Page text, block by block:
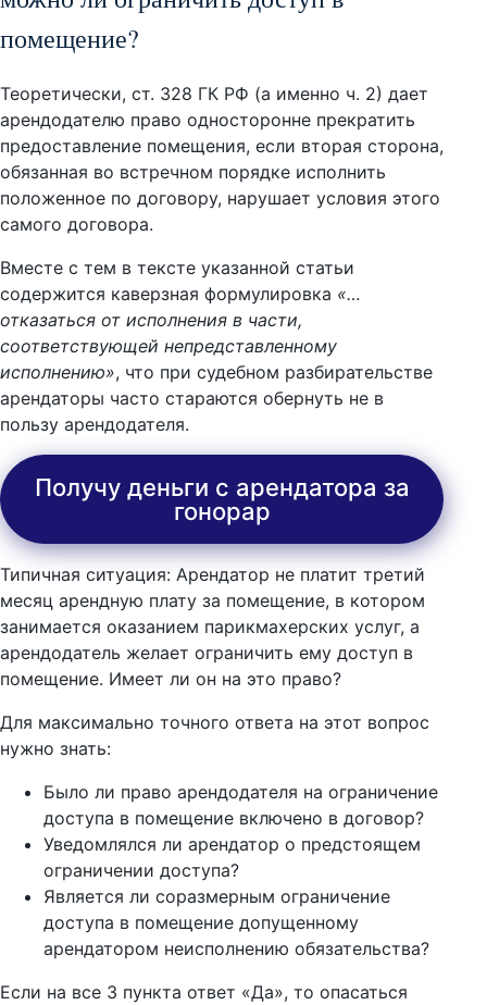
помещение?
Теоретически, ст. 328 ГК РФ (а именно ч. 2) дает
арендодателю право односторонне прекратить
предоставление помещения, если вторая сторона,
обязанная во встречном порядке исполнить
положенное по договору, нарушает условия этого
самого договора.
Вместе с тем в тексте указанной статьи
содержится каверзная формулировка «…
отказаться от исполнения в части,
соответствующей непредставленному
исполнению», что при судебном разбирательстве
арендаторы часто стараются обернуть не в
пользу арендодателя.
Получу деньги с арендатора за
гонорар
Типичная ситуация: Арендатор не платит третий
месяц арендную плату за помещение, в котором
занимается оказанием парикмахерских услуг, а
арендодатель желает ограничить ему доступ в
помещение. Имеет ли он на это право?
Для максимально точного ответа на этот вопрос
нужно знать:
Было ли право арендодателя на ограничение
доступа в помещение включено в договор?
Уведомлялся ли арендатор о предстоящем
ограничении доступа?
Является ли соразмерным ограничение
доступа в помещение допущенному
арендатором неисполнению обязательства?
Если на все 3 пункта ответ «Да», то опасаться